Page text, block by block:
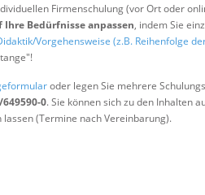
Firmenschulung (vor Ort oder
Bedürfnisse anpassen, indem Sie
Vorgehensweise (z.B. Reihenfolge
oder legen Sie mehrere
0. Sie können sich zu den Inhalten
(Termine nach Vereinbarung).